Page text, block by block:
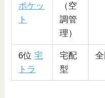
ポケッ
ト
（空
調管
理）
6位宅
トラ
宅配
型